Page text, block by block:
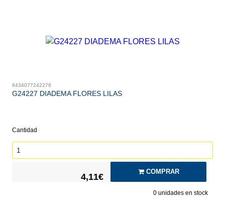
8434077242278
G24227 DIADEMA FLORES LILAS
Cantidad
4,11€
COMPRAR
0unidades en stock